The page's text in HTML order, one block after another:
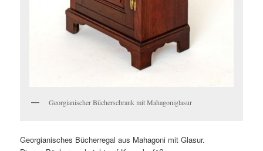
Georgianischer Bücherschrank mit Mahagoniglasur
Georgianisches Bücherregal aus Mahagoni mit Glasur.